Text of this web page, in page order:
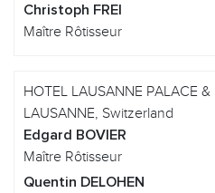
Christoph FREI
Maître Rôtisseur
HOTEL LAUSANNE PALACE &
LAUSANNE, Switzerland
Edgard BOVIER
Maître Rôtisseur
Quentin DELOHEN